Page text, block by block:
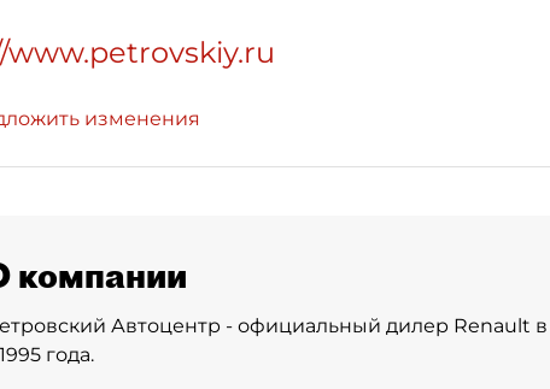
изменения
компании
Автоцентр - официальный дилер Renault
года.